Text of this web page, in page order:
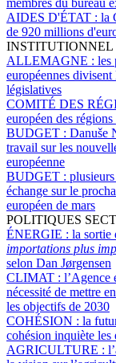
membres du bureau
AIDES D'ÉTAT : la
de 920 millions
INSTITUTIONNEL
ALLEMAGNE : les
européennes
législatives
COMITÉ DES
européen des
BUDGET : Danuše
travail sur les
européenne
BUDGET :
échange sur le
européen de mars
POLITIQUES
ÉNERGIE : la sortie
importations plus
selon Dan Jørgensen
CLIMAT : l’Agence
nécessité de mettre
les objectifs de 2030
COHÉSION : la
cohésion inquiète
AGRICULTURE :